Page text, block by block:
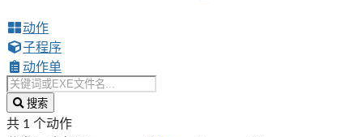
动作
子程序
动作单
搜索
共 1 个动作